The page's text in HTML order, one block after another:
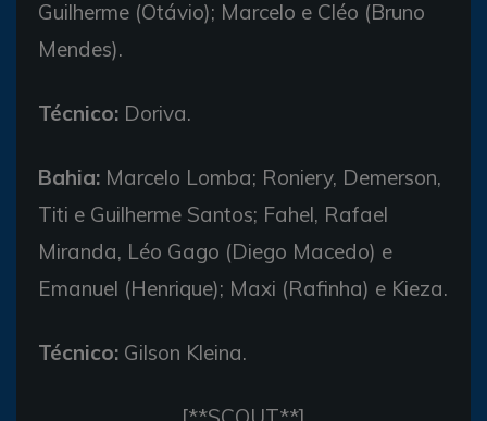
Guilherme (Otávio); Marcelo e Cléo (Bruno
Mendes).
Técnico: Doriva.
Bahia: Marcelo Lomba; Roniery, Demerson,
Titi e Guilherme Santos; Fahel, Rafael
Miranda, Léo Gago (Diego Macedo) e
Emanuel (Henrique); Maxi (Rafinha) e Kieza.
Técnico: Gilson Kleina.